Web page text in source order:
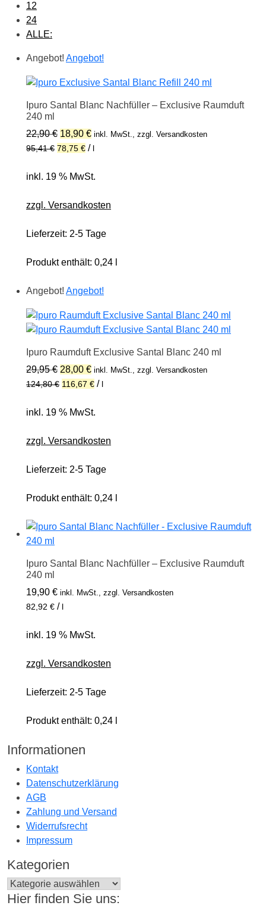
12
24
ALLE:
Angebot! Angebot!
Ipuro Santal Blanc Nachfüller – Exclusive Raumduft
240 ml
22,90€ Ursprünglicher
Preis
22,90 €
18,90 €Aktueller
Preis
18,90 €.
inkl. MwSt., zzgl. Versandkosten
95,41€ 78,75 € / l
inkl. 19 % MwSt.
zzgl. Versandkosten
Lieferzeit: 2-5 Tage
Produkt enthält: 0,24
Angebot! Angebot!
Ipuro Raumduft Exclusive Santal Blanc 240 ml
29,95€ Ursprünglicher
Preis
29,95 €
28,00 €Aktueller
Preis
28,00 €.
inkl. MwSt., zzgl. Versandkosten
124,80€ 116,67 € / l
inkl. 19 % MwSt.
zzgl. Versandkosten
Lieferzeit: 2-5 Tage
Produkt enthält: 0,24
Ipuro Santal Blanc Nachfüller – Exclusive Raumduft
240 ml
19,90 € inkl. MwSt., zzgl. Versandkosten
82,92 € / l
inkl. 19 % MwSt.
zzgl. Versandkosten
Lieferzeit: 2-5 Tage
Produkt enthält: 0,24
Informationen
Kontakt
Datenschutzerklärung
AGB
Zahlung und Versand
Widerrufsrecht
Impressum
Kategorien
Hier finden Sie uns: